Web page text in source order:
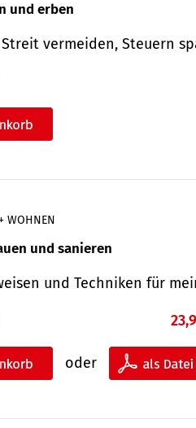
und erben
Streit vermeiden, Steuern
WOHNEN
und sanieren
und Techniken für
oder